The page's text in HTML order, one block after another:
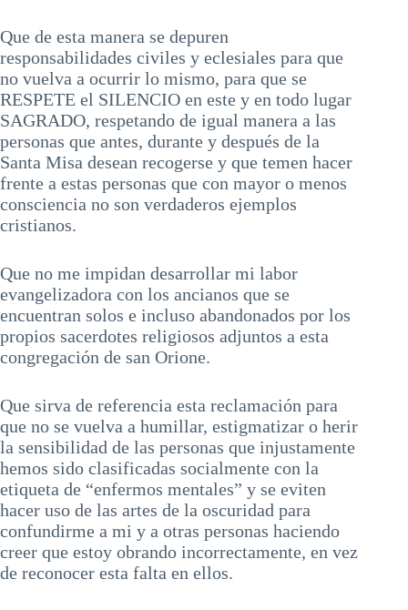
Que de esta manera se depuren
responsabilidades civiles y eclesiales para que
no vuelva a ocurrir lo mismo, para que se
RESPETE el SILENCIO en este y en todo lugar
SAGRADO, respetando de igual manera a las
personas que antes, durante y después de la
Santa Misa desean recogerse y que temen hacer
frente a estas personas que con mayor o menos
consciencia no son verdaderos ejemplos
cristianos.
Que no me impidan desarrollar mi labor
evangelizadora con los ancianos que se
encuentran solos e incluso abandonados por los
propios sacerdotes religiosos adjuntos a esta
congregación de san Orione.
Que sirva de referencia esta reclamación para
que no se vuelva a humillar, estigmatizar o herir
la sensibilidad de las personas que injustamente
hemos sido clasificadas socialmente con la
etiqueta de “enfermos mentales” y se eviten
hacer uso de las artes de la oscuridad para
confundirme a mi y a otras personas haciendo
creer que estoy obrando incorrectamente, en vez
de reconocer esta falta en ellos.